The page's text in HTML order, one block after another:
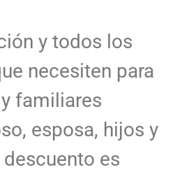
y todos los
necesiten para
familiares
esposa, hijos y
es